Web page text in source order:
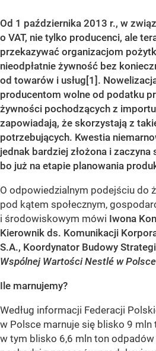
Od 1 października 2013 r., w
o VAT, nie tylko producenci, ale
przekazywać organizacjom
nieodpłatnie żywność bez
od towarów i usług [1] .
producentom wolne od podatku
żywności pochodzących z
zapowiadają, że skorzystają z
potrzebujących. Kwestia
jednak bardziej złożona i zaczyna
bo już na etapie planowania
O odpowiedzialnym podejściu do
pod kątem społecznym,
i środowiskowym mówi Iwona
Kierownik ds. Komunikacji
S.A., Koordynator Budowy
Wspólnej Wartości Nestlé w Polsce
Ile marnujemy?
Według informacji Federacji
w Polsce marnuje się blisko 9 mln
w tym blisko 6,6 mln ton